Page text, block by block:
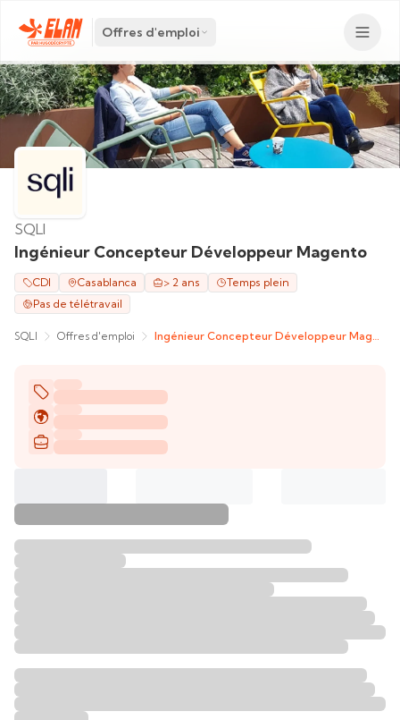
Offres d'emploi
Ingénieur Concepteur Développeur Magento
SQLI
CDI Casablanca > 2 ans
Temps plein
Pas de télétravail
SQLI Offres d'emploi Ingénieur Concepteur Développeur Magento